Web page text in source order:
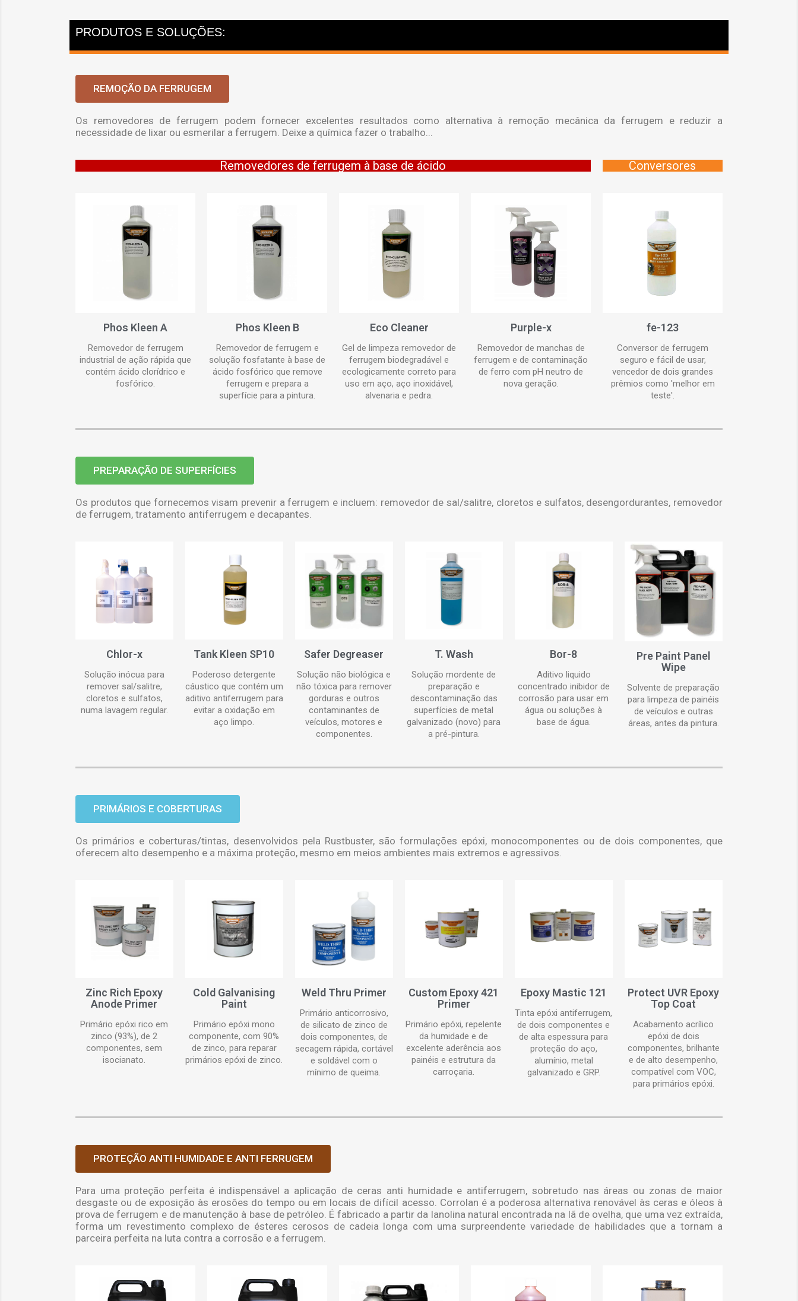
PRODUTOS E SOLUÇÕES:
REMOÇÃO DA FERRUGEM
Os removedores de ferrugem podem fornecer excelentes resultados como alternativa à remoção mecânica da ferrugem e reduzir a
necessidade de lixar ou esmerilar a ferrugem. Deixe a química fazer o trabalho...
Removedores de ferrugem à base de ácido Conversores
Phos Kleen A
Removedor de ferrugem
industrial de ação rápida que
contém ácido clorídrico e
fosfórico.
Phos Kleen B
Removedor de ferrugem e
solução fosfatante à base de
ácido fosfórico que remove
ferrugem e prepara a
superfície para a pintura.
Eco Cleaner
Gel de limpeza removedor de
ferrugem biodegradável e
ecologicamente correto para
uso em aço, aço inoxidável,
alvenaria e pedra.
Purple-x
Removedor de manchas de
ferrugem e de contaminação
de ferro com pH neutro de
nova geração.
fe-123
Conversor de ferrugem
seguro e fácil de usar,
vencedor de dois grandes
prêmios como 'melhor em
teste'.
PREPARAÇÃO DE SUPERFÍCIES
Os produtos que fornecemos visam prevenir a ferrugem e incluem: removedor de sal/salitre, cloretos e sulfatos, desengordurantes, removedor
de ferrugem, tratamento antiferrugem e decapantes.
Chlor-x
Solução inócua para
remover sal/salitre,
cloretos e sulfatos,
numa lavagem regular.
Tank Kleen SP10
Poderoso detergente
cáustico que contém um
aditivo antiferrugem para
evitar a oxidação em
aço limpo.
Safer Degreaser
Solução não biológica e
não tóxica para remover
gorduras e outros
contaminantes de
veículos, motores e
componentes.
T. Wash
Solução mordente de
preparação e
descontaminação das
superfícies de metal
galvanizado (novo) para
a pré-pintura.
Bor-8
Aditivo liquido
concentrado inibidor de
corrosão para usar em
água ou soluções à
base de água.
Pre Paint Panel
Wipe
Solvente de preparação
para limpeza de painéis
de veículos e outras
áreas, antes da pintura.
PRIMÁRIOS E COBERTURAS
Os primários e coberturas/tintas, desenvolvidos pela Rustbuster, são formulações epóxi, monocomponentes ou de dois componentes, que
oferecem alto desempenho e a máxima proteção, mesmo em meios ambientes mais extremos e agressivos.
Zinc Rich Epoxy
Anode Primer
Primário epóxi rico em
zinco (93%), de 2
componentes, sem
isocianato.
Cold Galvanising
Paint
Primário epóxi mono
componente, com 90%
de zinco, para reparar
primários epóxi de zinco.
Weld Thru Primer
Primário anticorrosivo,
de silicato de zinco de
dois componentes, de
secagem rápida, cortável
e soldável com o
mínimo de queima.
Custom Epoxy 421
Primer
Primário epóxi, repelente
da humidade e de
excelente aderência aos
painéis e estrutura da
carroçaria.
Epoxy Mastic 121
Tinta epóxi antiferrugem,
de dois componentes e
de alta espessura para
proteção do aço,
alumínio, metal
galvanizado e GRP.
Protect UVR Epoxy
Top Coat
Acabamento acrílico
epóxi de dois
componentes, brilhante
e de alto desempenho,
compatível com VOC,
para primários epóxi.
PROTEÇÃO ANTI HUMIDADE E ANTI FERRUGEM
Para uma proteção perfeita é indispensável a aplicação de ceras anti humidade e antiferrugem, sobretudo nas áreas ou zonas de maior
desgaste ou de exposição às erosões do tempo ou em locais de difícil acesso. Corrolan é a poderosa alternativa renovável às ceras e óleos à
prova de ferrugem e de manutenção à base de petróleo. É fabricado a partir da lanolina natural encontrada na lã de ovelha, que uma vez extraída,
forma um revestimento complexo de ésteres cerosos de cadeia longa com uma surpreendente variedade de habilidades que a tornam a
parceira perfeita na luta contra a corrosão e a ferrugem.